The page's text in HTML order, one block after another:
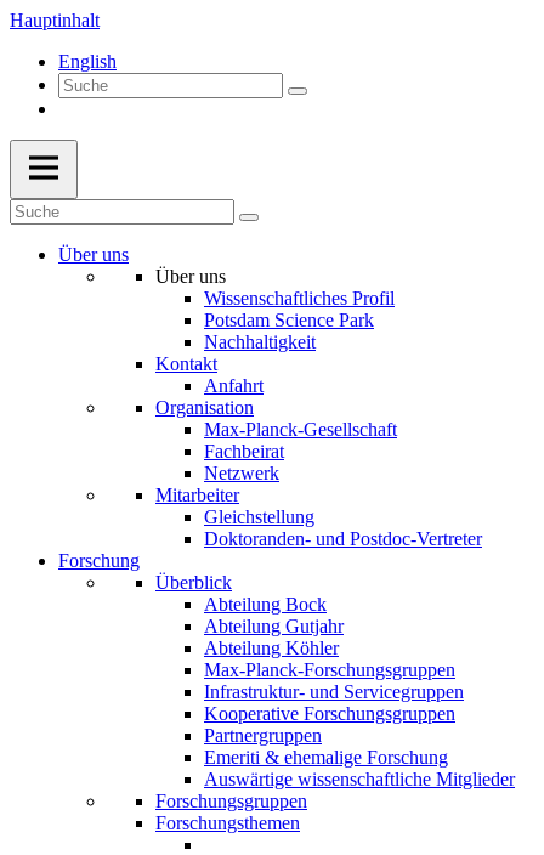
Hauptinhalt
English
Über uns
Über uns
Wissenschaftliches Profil
Potsdam Science Park
Nachhaltigkeit
Kontakt
Anfahrt
Organisation
Max-Planck-Gesellschaft
Fachbeirat
Netzwerk
Mitarbeiter
Gleichstellung
Doktoranden- und Postdoc-Vertreter
Forschung
Überblick
Abteilung Bock
Abteilung Gutjahr
Abteilung Köhler
Max-Planck-Forschungsgruppen
Infrastruktur- und Servicegruppen
Kooperative Forschungsgruppen
Partnergruppen
Emeriti & ehemalige Forschung
Auswärtige wissenschaftliche Mitglieder
Forschungsgruppen
Forschungsthemen